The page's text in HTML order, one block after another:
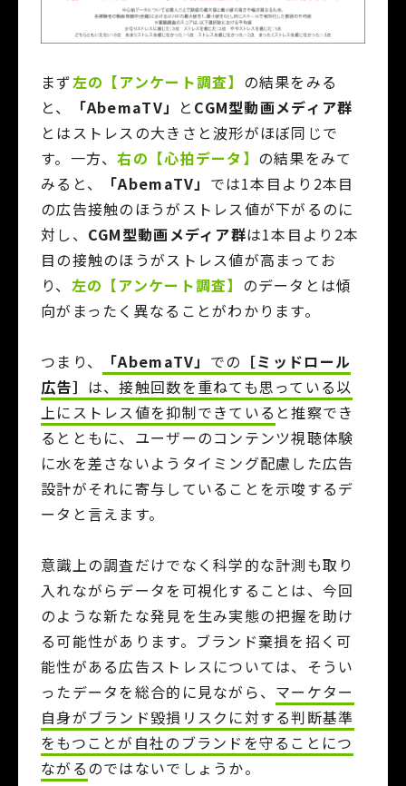
まず左の【アンケート調査】 の結果をみる
と、
「AbemaTV」 と CGM型動画メディア群
とはストレスの大きさと波形がほぼ同じで
す。一方、右の【心拍データ】 の結果をみて
みると、
「AbemaTV」 では1本目より2本目
の広告接触のほうがストレス値が下がるのに
対し、 CGM型動画メディア群は1本目より2本
目の接触のほうがストレス値が高まってお
り、 左の【アンケート調査】 のデータとは傾
向がまったく異なることがわかります。
つまり、 「AbemaTV」 での ［ミッドロール
広告］ は、接触回数を重ねても思っている以
上にストレス値を抑制できている と推察でき
る とともに、ユーザーのコンテンツ視聴体験
に水を差さないようタイミング配慮した広告
設計がそれに寄与していることを示唆するデ
ータと言えます。
意識上の調査だけでなく科学的な計測も取り
入れながらデータを可視化することは、今回
のような新たな発見を生み実態の把握を助け
る可能性があります。ブランド棄損を招く可
能性がある広告ストレスについては、そうい
ったデータを総合的に見ながら、 マーケター
自身がブランド毀損リスクに対する判断基準
をもつことが自社のブランドを守ることにつ
ながるのではないでしょうか。